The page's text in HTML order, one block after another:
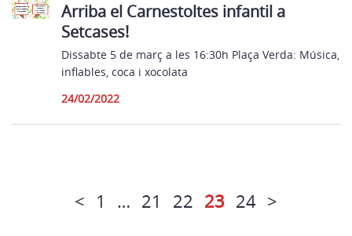
Arriba el Carnestoltes infantil a
Setcases!
Dissabte 5 de març a les 16:30h Plaça Verda: Música,
inflables, coca i xocolata
24/02/2022
< 1 … 21 22 23 24 >